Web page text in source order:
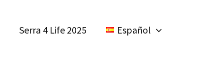
Serra 4 Life 2025 Español